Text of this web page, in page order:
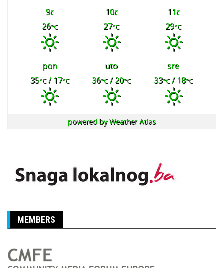
9č 10č 11č
26°C 27°C 29°C
pon uto
sre
35°C/ 17°C 36°C/ 20°C 33°C/ 18°C
powered byWeather Atlas
MEMBERS